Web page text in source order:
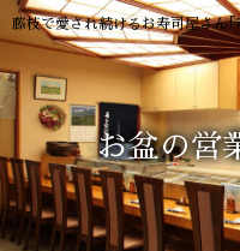
藤枝で愛され続けるお寿司屋さん｢
お盆の営